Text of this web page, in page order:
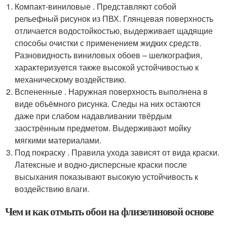
Компакт-виниловые . Представляют собой
рельефный рисунок из ПВХ. Глянцевая поверхность
отличается водостойкостью, выдерживает щадящие
способы очистки с применением жидких средств.
Разновидность виниловых обоев – шелкография,
характеризуется также высокой устойчивостью к
механическому воздействию.
Вспененные . Наружная поверхность выполнена в
виде объёмного рисунка. Следы на них остаются
даже при слабом надавливании твёрдым
заострённым предметом. Выдерживают мойку
мягкими материалами.
Под покраску . Правила ухода зависят от вида краски.
Латексные и водно-дисперсные краски после
высыхания показывают высокую устойчивость к
воздействию влаги.
Чем и как отмыть обои на флизелиновой основе